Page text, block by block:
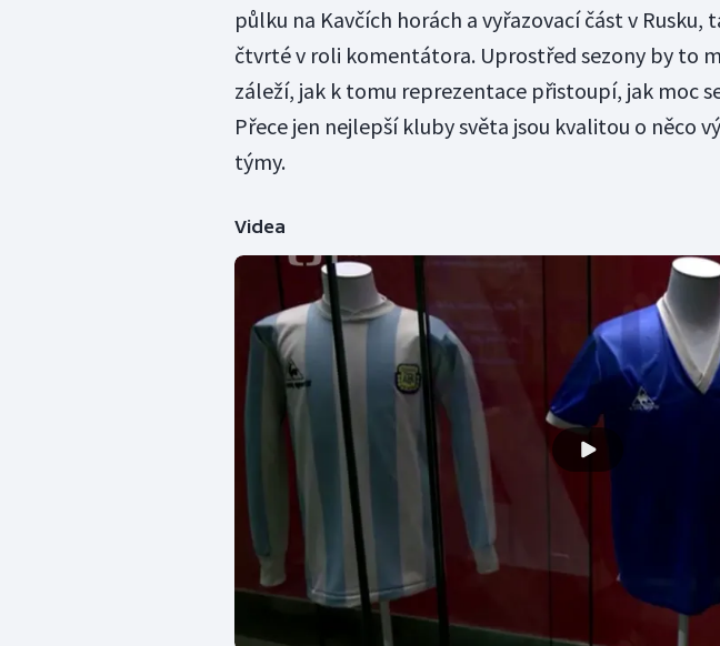
půlku na Kavčích horách a vyřazovací část v Rusku,
čtvrté v roli komentátora. Uprostřed sezony by to
záleží, jak k tomu reprezentace přistoupí, jak moc
Přece jen nejlepší kluby světa jsou kvalitou o něco
týmy.
Videa